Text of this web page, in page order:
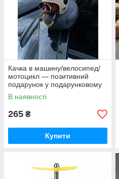
Качка в машину/велосипед/
мотоцикл — позитивний
подарунок у подарунковому
пакованні
В наявності
265 ₴
Купити